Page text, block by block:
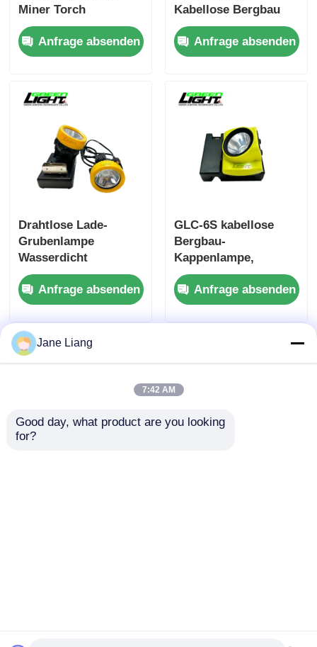
Miner Torch
Unterstützung USB-
Ladung mit IP68
Magnet
Industrie
Anfrage absenden
Kabellose Bergbau
Digitale Lichter
Bergbau Stirnlampe
Wasserdichte
Stirnlampe
Anfrage absenden
Drahtlose Lade-
Grubenlampe
Wasserdicht
Wiederaufladbar
Licht 2600mAh Li-Ion
Batterie 18650 für
Untertage
Anfrage absenden
GLC-6S kabellose
Bergbau-
Kappenlampe,
Explosionssicher
IP68 wasserdicht
wiederaufladbare
LED-Bergarbeiter-
Anfrage absenden
Sitemap
Privacy Policy
QualitätLED-BergbauleuchtenChina
Jane Liang
7:42 AM
Good day, what product are you looking
for?